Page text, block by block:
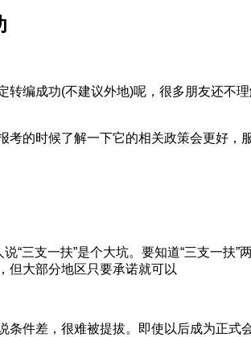
编成功(不建议外地)呢，很多朋友还不
的时候了解一下它的相关政策会更好
三支一扶”是个大坑。要知道“三支一扶
但大部分地区只要承诺就可以
件差，很难被提拔。即使以后成为正